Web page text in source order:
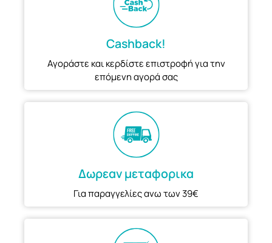
Cashback!
Αγοράστε και κερδίστε επιστροφή για την
επόμενη αγορά σας
Δωρεαν μεταφορικα
Για παραγγελίες ανω των 39€